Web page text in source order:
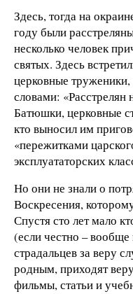
Здесь, тогда на
году были
несколько человек
святых. Здесь
церковные труженики,
словами:
Батюшки, церковные
кто выносил им
«пережитками
эксплуататорских
Но они не знали о
Воскресения,
Спустя сто лет мало
(если честно –
страдальцев за веру
родным, приходят
фильмы, статьи и